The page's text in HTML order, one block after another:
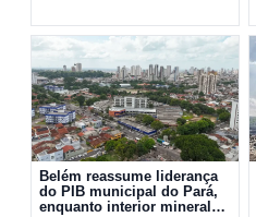
Belém reassume liderança
do PIB municipal do Pará,
enquanto interior mineral